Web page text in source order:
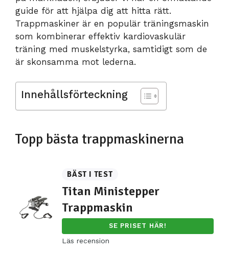
guide för att hjälpa dig att hitta rätt.
Trappmaskiner är en populär träningsmaskin
som kombinerar effektiv kardiovaskulär
träning med muskelstyrka, samtidigt som de
är skonsamma mot lederna.
Innehållsförteckning
Topp bästa trappmaskinerna
BÄST I TEST
Titan Ministepper
Trappmaskin
SE PRISET HÄR!
Läs recension